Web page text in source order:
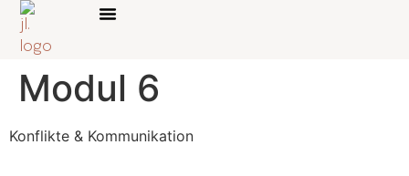
Modul 6
Konflikte & Kommunikation